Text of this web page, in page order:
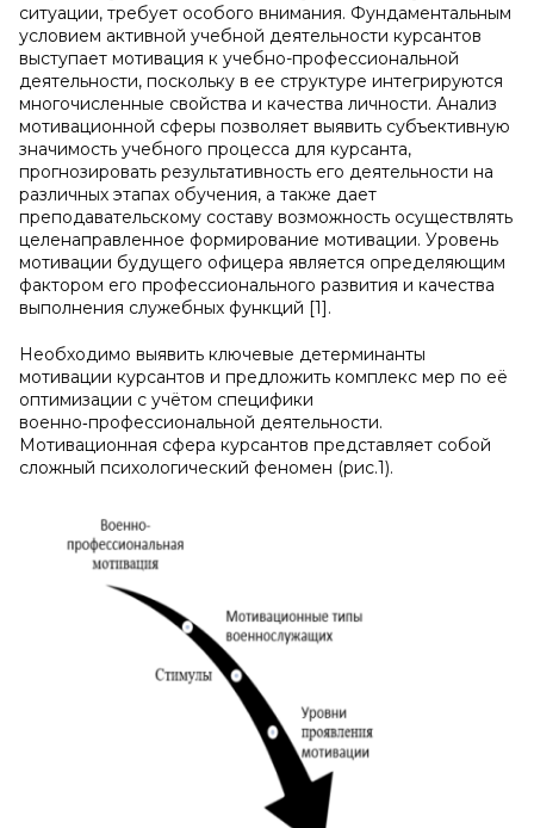
ситуации, требует особого внимания. Фундаментальным
условием активной учебной деятельности курсантов
выступает мотивация к учебно-профессиональной
деятельности, поскольку в ее структуре интегрируются
многочисленные свойства и качества личности. Анализ
мотивационной сферы позволяет выявить субъективную
значимость учебного процесса для курсанта,
прогнозировать результативность его деятельности на
различных этапах обучения, а также дает
преподавательскому составу возможность осуществлять
целенаправленное формирование мотивации. Уровень
мотивации будущего офицера является определяющим
фактором его профессионального развития и качества
выполнения служебных функций [1].
Необходимо выявить ключевые детерминанты
мотивации курсантов и предложить комплекс мер по её
оптимизации с учётом специфики
военно‑профессиональной деятельности.
Мотивационная сфера курсантов представляет собой
сложный психологический феномен (рис.1).